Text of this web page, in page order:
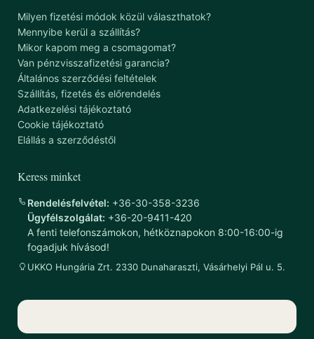
Milyen fizetési módok közül választhatok?
Mennyibe kerül a szállítás?
Mikor kapom meg a csomagomat?
Van pénzvisszafizetési garancia?
Általános szerződési feltételek
Szállítás, fizetés és előrendelés
Adatkezelési tájékoztató
Cookie tájékoztató
Elállás a szerződéstől
Keress minket
Rendelésfelvétel: +36-30-358-3236
Ügyfélszolgálat: +36-20-9411-420
A fenti telefonszámokon, hétköznapokon 8:00-16:00-ig
fogadjuk hívásod!
UKKO Hungária Zrt. 2330 Dunaharaszti, Vásárhelyi Pál u. 5.